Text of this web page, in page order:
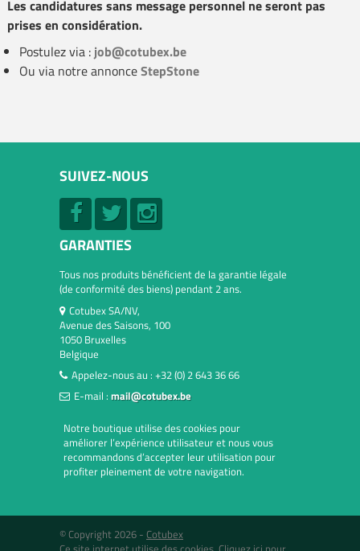
Les candidatures sans message personnel ne seront pas
prises en considération.
Postulez via : job@cotubex.be
Ou via notre annonceStepStone
SUIVEZ-NOUS
GARANTIES
Tous nos produits bénéficient de la garantie légale
(de conformité des biens) pendant 2 ans.
Cotubex SA/NV,
Avenue des Saisons, 100
1050 Bruxelles
Belgique
Appelez-nous au : +32 (0) 2 643 36 66
E-mail : mail@cotubex.be
Notre boutique utilise des cookies pour
améliorer l’expérience utilisateur et nous vous
recommandons d’accepter leur utilisation pour
profiter pleinement de votre navigation.
© Copyright 2026 - Cotubex